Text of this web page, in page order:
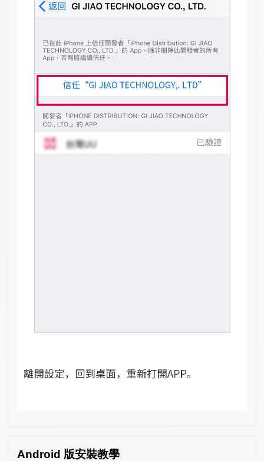
Android 版安裝教學